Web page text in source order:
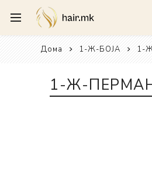
Дома 1-Ж-БОЈА 1-
1-Ж-